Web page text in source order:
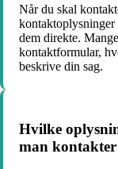
Når du skal
kontaktoplysninger
dem direkte.
kontaktformular,
beskrive din sag.
Hvilke
man kontakter